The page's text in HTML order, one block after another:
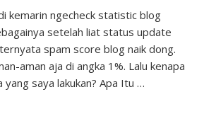
Score
Blog
Naik
Itu…
kemarin ngecheck statistic blog
setelah liat status update
spam score blog naik dong.
aman aja di angka 1%. Lalu kenapa
yang saya lakukan? Apa Itu …